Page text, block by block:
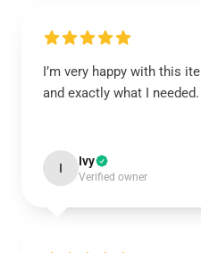
I’m very happy with this
and exactly what I needed.
I Ivy
Verified owner